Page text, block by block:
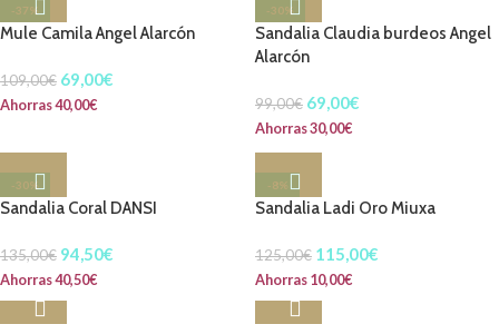
-37%
Mule Camila Angel Alarcón
109,00€ 69,00€
Ahorras40,00€
-30%
Sandalia Claudia burdeos Angel
Alarcón
99,00€ 69,00€
Ahorras30,00€
-30%
Sandalia Coral DANSI
135,00€ 94,50€
Ahorras40,50€
-8%
Sandalia Ladi Oro Miuxa
125,00€ 115,00€
Ahorras10,00€